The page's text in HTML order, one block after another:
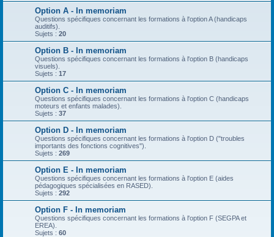
Option A - In memoriam
Questions spécifiques concernant les formations à l'option A (handicaps
auditifs).
Sujets : 20
Option B - In memoriam
Questions spécifiques concernant les formations à l'option B (handicaps
visuels).
Sujets : 17
Option C - In memoriam
Questions spécifiques concernant les formations à l'option C (handicaps
moteurs et enfants malades).
Sujets : 37
Option D - In memoriam
Questions spécifiques concernant les formations à l'option D ("troubles
importants des fonctions cognitives").
Sujets : 269
Option E - In memoriam
Questions spécifiques concernant les formations à l'option E (aides
pédagogiques spécialisées en RASED).
Sujets : 292
Option F - In memoriam
Questions spécifiques concernant les formations à l'option F (SEGPA et
EREA).
Sujets : 60